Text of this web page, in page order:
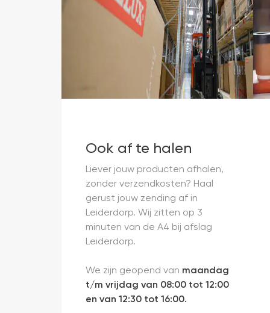
Ook af te halen
Liever jouw producten afhalen,
zonder verzendkosten? Haal
gerust jouw zending af in
Leiderdorp. Wij zitten op 3
minuten van de A4 bij afslag
Leiderdorp.
We zijn geopend van maandag
t/m vrijdag van 08:00 tot 12:00
en van 12:30 tot 16:00.